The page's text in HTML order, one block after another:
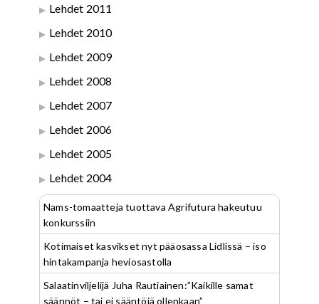
Lehdet 2011
Lehdet 2010
Lehdet 2009
Lehdet 2008
Lehdet 2007
Lehdet 2006
Lehdet 2005
Lehdet 2004
Nams-tomaatteja tuottava Agrifutura hakeutuu
konkurssiin
Kotimaiset kasvikset nyt pääosassa Lidlissä – iso
hintakampanja heviosastolla
Salaatinviljelijä Juha Rautiainen:”Kaikille samat
säännöt – tai ei sääntöjä ollenkaan”